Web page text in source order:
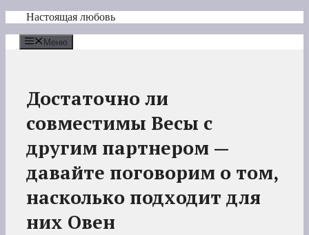
Перейти
содержимому
Настоящая любовь
Меню
Достаточно ли
совместимы Весы с
другим партнером —
давайте поговорим о том,
насколько подходит для
них Овен